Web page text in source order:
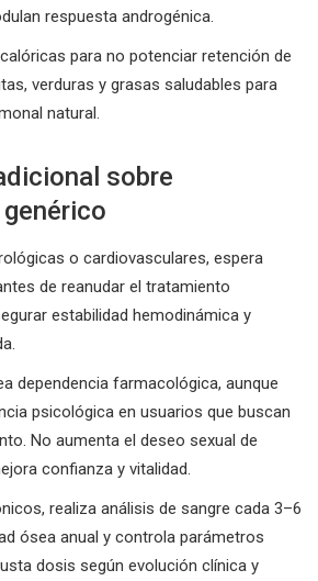
respuesta androgénica.
para no potenciar retención de
verduras y grasas saludables para
natural.
sobre
o cardiovasculares, espera
de reanudar el tratamiento
estabilidad hemodinámica y
dependencia farmacológica, aunque
psicológica en usuarios que buscan
No aumenta el deseo sexual de
confianza y vitalidad.
realiza análisis de sangre cada 3–6
ósea anual y controla parámetros
dosis según evolución clínica y